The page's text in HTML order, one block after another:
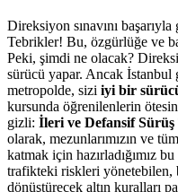
Direksiyon sınavını
Tebrikler! Bu, özgürlüğe ve
Peki, şimdi ne olacak?
sürücü yapar. Ancak
metropolde, sizi iyi bir
kursunda öğrenilenlerin
gizli: İleri ve Defansif
olarak, mezunlarımızın ve
katmak için hazırladığımız
trafikteki riskleri yönetebilen,
dönüştürecek altın kuralları